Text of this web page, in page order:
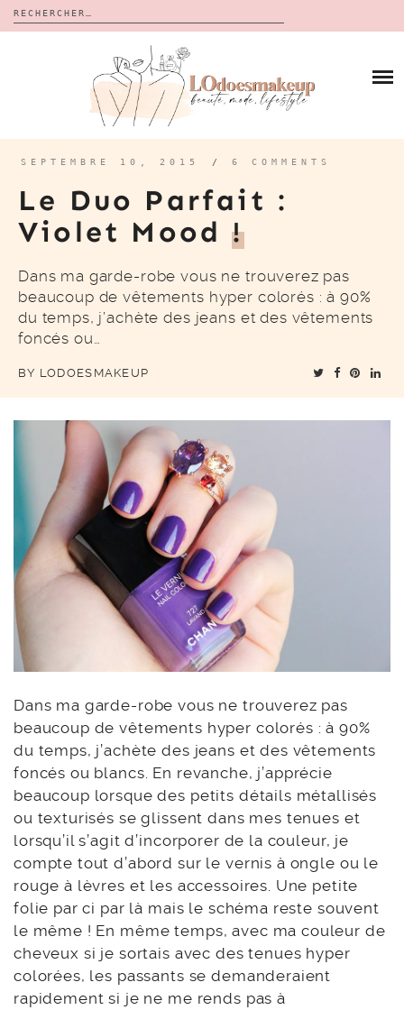
Rechercher :
CALENDRIERS DE L’AVENT
BON PLAN
À PROPOS
CONTACT
SEPTEMBRE 10, 2015 / 6 COMMENTS
Le Duo Parfait :
Violet Mood!
Dans ma garde-robe vous ne trouverez pas
beaucoup de vêtements hyper colorés : à 90%
du temps, j’achète des jeans et des vêtements
foncés ou…
BY LODOESMAKEUP
Dans ma garde-robe vous ne trouverez pas
beaucoup de vêtements hyper colorés : à 90%
du temps, j’achète des jeans et des vêtements
foncés ou blancs. En revanche, j’apprécie
beaucoup lorsque des petits détails métallisés
ou texturisés se glissent dans mes tenues et
lorsqu’il s’agit d’incorporer de la couleur, je
compte tout d’abord sur le vernis à ongle ou le
rouge à lèvres et les accessoires. Une petite
folie par ci par là mais le schéma reste souvent
le même ! En même temps, avec ma couleur de
cheveux si je sortais avec des tenues hyper
colorées, les passants se demanderaient
rapidement si je ne me rends pas à